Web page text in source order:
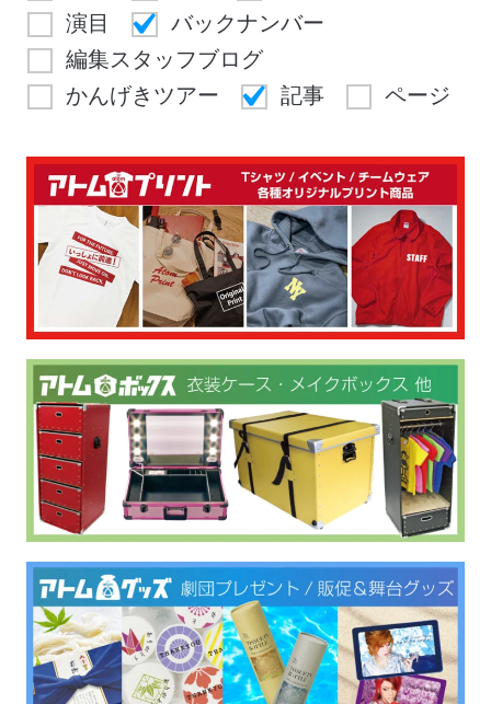
演目
バックナンバー
編集スタッフブログ
かんげきツアー
記事 ページ